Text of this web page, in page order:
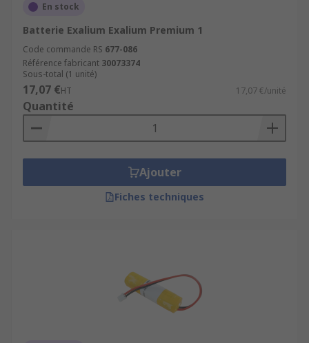
En stock
Batterie Exalium Exalium Premium 1
Code commande RS 677-086
Référence fabricant 30073374
Sous-total (1 unité)
17,07 €HT 17,07 €/unité
Quantité
Ajouter
Fiches techniques